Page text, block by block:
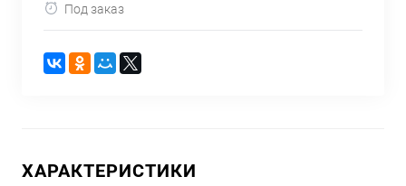
Под заказ
ХАРАКТЕРИСТИКИ